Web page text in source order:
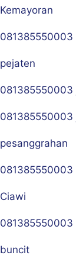
Kemayoran
081385550003
pejaten
081385550003
081385550003
pesanggrahan
081385550003
Ciawi
081385550003
buncit